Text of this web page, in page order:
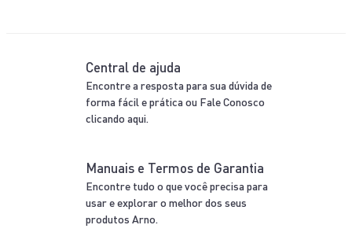
Central de ajuda
Encontre a resposta para sua dúvida de
forma fácil e prática ou Fale Conosco
clicando aqui.
Manuais e Termos de Garantia
Encontre tudo o que você precisa para
usar e explorar o melhor dos seus
produtos Arno.